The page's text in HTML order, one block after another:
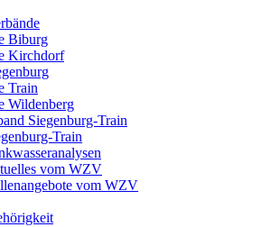
Biburg
Kirchdorf
Train
Wildenberg
Siegenburg-Train
Train
vom WZV
vom WZV